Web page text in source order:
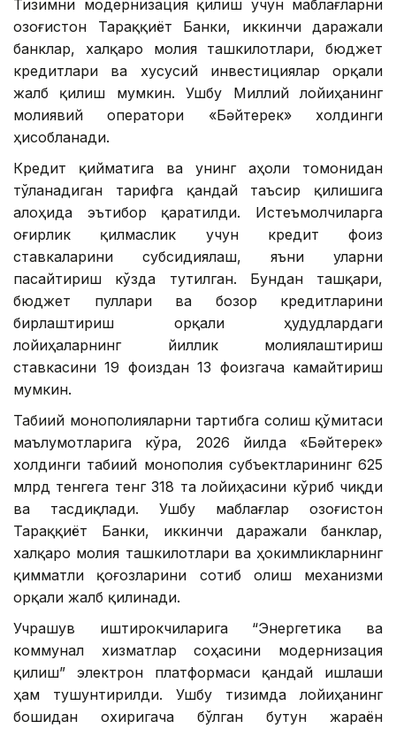
Тизимни модернизация қилиш учун маблағларни
Қозоғистон Тараққиёт Банки, иккинчи даражали
банклар, халқаро молия ташкилотлари, бюджет
кредитлари ва хусусий инвестициялар орқали
жалб қилиш мумкин. Ушбу Миллий лойиҳанинг
молиявий оператори «Бәйтерек» холдинги
ҳисобланади.
Кредит қийматига ва унинг аҳоли томонидан
тўланадиган тарифга қандай таъсир қилишига
алоҳида эътибор қаратилди. Истеъмолчиларга
оғирлик қилмаслик учун кредит фоиз
ставкаларини субсидиялаш, яъни уларни
пасайтириш кўзда тутилган. Бундан ташқари,
бюджет пуллари ва бозор кредитларини
бирлаштириш орқали ҳудудлардаги
лойиҳаларнинг йиллик молиялаштириш
ставкасини 19 фоиздан 13 фоизгача камайтириш
мумкин.
Табиий монополияларни тартибга солиш қўмитаси
маълумотларига кўра, 2026 йилда «Бәйтерек»
холдинги табиий монополия субъектларининг 625
млрд тенгега тенг 318 та лойиҳасини кўриб чиқди
ва тасдиқлади. Ушбу маблағлар Қозоғистон
Тараққиёт Банки, иккинчи даражали банклар,
халқаро молия ташкилотлари ва ҳокимликларнинг
қимматли қоғозларини сотиб олиш механизми
орқали жалб қилинади.
Учрашув иштирокчиларига “Энергетика ва
коммунал хизматлар соҳасини модернизация
қилиш” электрон платформаси қандай ишлаши
ҳам тушунтирилди. Ушбу тизимда лойиҳанинг
бошидан охиригача бўлган бутун жараён